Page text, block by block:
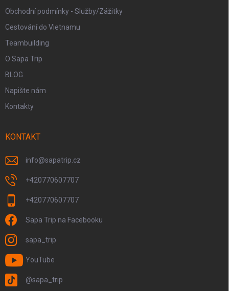
Obchodní podmínky - Služby/Zážitky
Cestování do Vietnamu
Teambuilding
O Sapa Trip
BLOG
Napište nám
Kontakty
KONTAKT
info@sapatrip.cz
+420770607707
+420770607707
Sapa Trip na Facebooku
sapa_trip
YouTube
@sapa_trip